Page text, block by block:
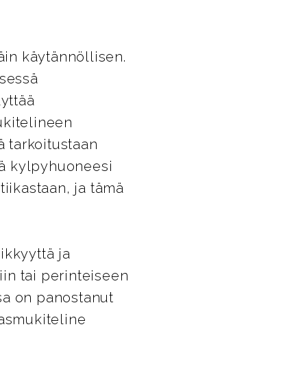
käytännöllisen.
tarkoitustaan
kylpyhuoneesi
ja tämä
ja
tai perinteiseen
on panostanut